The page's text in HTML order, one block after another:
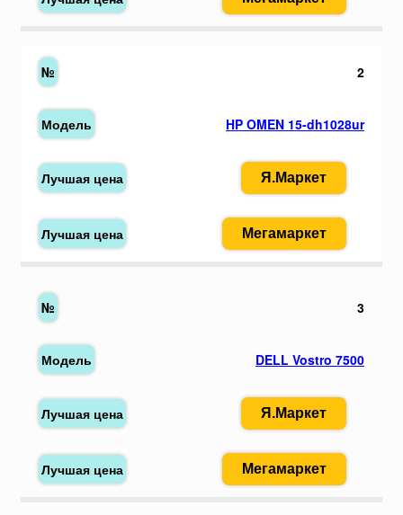
2
HP OMEN 15-dh1028ur
Я.Маркет
Мегамаркет
3
DELL Vostro 7500
Я.Маркет
Мегамаркет